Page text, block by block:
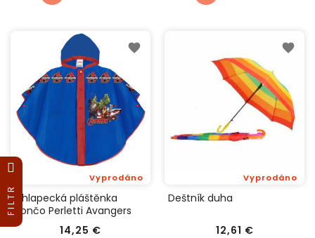
Chlapecká pláštěnka
pončo Perletti Avangers
14,25 €
Vyprodáno
Deštník duha
12,61 €
Vyprodáno
Cena
FILTR